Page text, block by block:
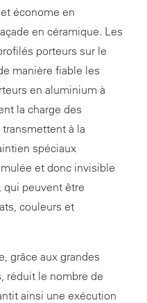
économe en
en céramique. Les
porteurs sur le
manière fiable les
en aluminium à
la charge des
à la
spéciaux
et donc invisible
qui peuvent être
couleurs et
grâce aux grandes
réduit le nombre de
ainsi une exécution